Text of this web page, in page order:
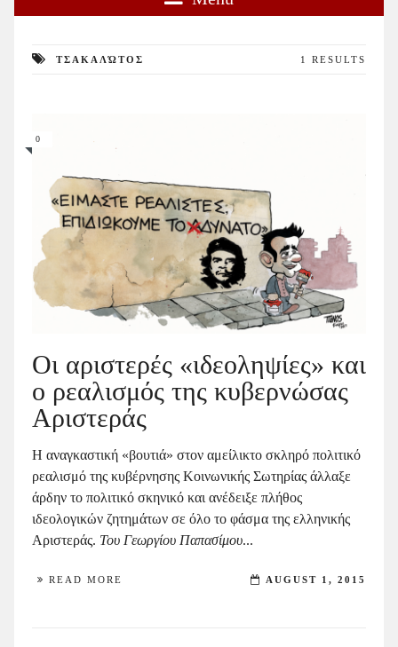
ΤΣΑΚΑΛΏΤΟΣ 1 RESULTS
0
Οι αριστερές «ιδεοληψίες» και
ο ρεαλισμός της κυβερνώσας
Αριστεράς
Η αναγκαστική «βουτιά» στον αμείλικτο σκληρό πολιτικό
ρεαλισμό της κυβέρνησης Κοινωνικής Σωτηρίας άλλαξε
άρδην το πολιτικό σκηνικό και ανέδειξε πλήθος
ιδεολογικών ζητημάτων σε όλο το φάσμα της ελληνικής
Αριστεράς. Του Γεωργίου Παπασίμου...
READ MORE AUGUST 1, 2015